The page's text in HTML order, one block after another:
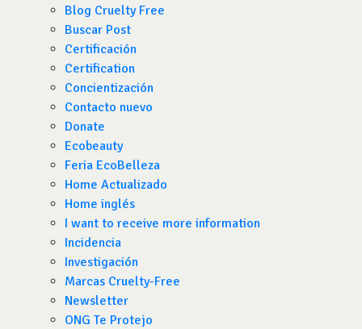
Blog Cruelty Free
Buscar Post
Certificación
Certification
Concientización
Contacto nuevo
Donate
Ecobeauty
Feria EcoBelleza
Home Actualizado
Home inglés
I want to receive more information
Incidencia
Investigación
Marcas Cruelty-Free
Newsletter
ONG Te Protejo